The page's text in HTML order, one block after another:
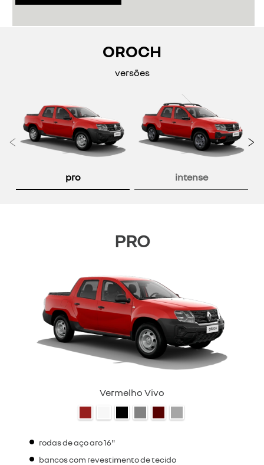
OROCH
versões
pro intense
Anterior
PRO
Vermelho Vivo
rodas de aço aro 16"
bancos com revestimento de tecido